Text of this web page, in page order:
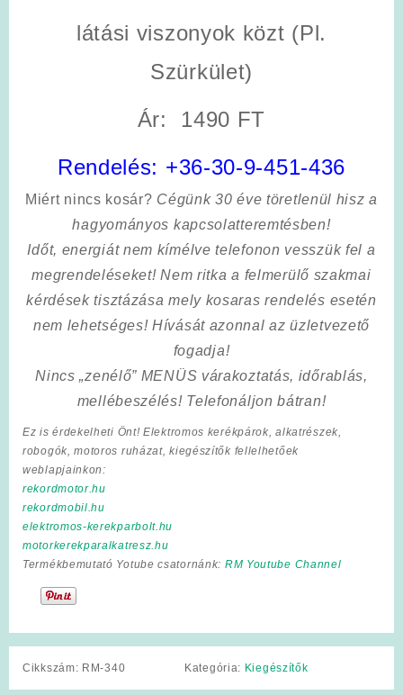
látási viszonyok közt (Pl.
Szürkület)
Ár: 1490 FT
Rendelés: +36-30-9-451-436
Miért nincs kosár? Cégünk 30 éve töretlenül hisz a
hagyományos kapcsolatteremtésben!
Időt, energiát nem kímélvetelefonon vesszük fel a
megrendeléseket! Nem ritka a felmerülő szakmai
kérdések tisztázása mely kosaras rendelés esetén
nem lehetséges! Hívását azonnal az üzletvezető
fogadja!
Nincs „zenélő” MENÜS várakoztatás, időrablás,
mellébeszélés! Telefonáljon bátran!
Ez is érdekelheti Önt! Elektromos kerékpárok, alkatrészek,
robogók, motoros ruházat, kiegészítők fellelhetőek
weblapjainkon:
rekordmotor.hu
rekordmobil.hu
elektromos-kerekparbolt.hu
motorkerekparalkatresz.hu
Termékbemutató Yotube csatornánk: RM Youtube Channel
Cikkszám: RM-340 Kategória: Kiegészítők